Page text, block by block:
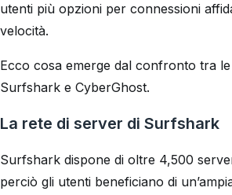
utenti più opzioni per connessioni
velocità.
Ecco cosa emerge dal confronto tra
Surfshark e CyberGhost.
La rete di server di Surfshark
Surfshark dispone di oltre 4,500
perciò gli utenti beneficiano di